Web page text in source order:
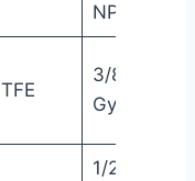
NPT
TFE
3/8″
Gyrolok®
1/2″